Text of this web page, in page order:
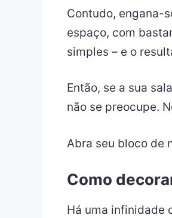
Contudo, engana-
espaço, com
simples – e o
Então, se a sua
não se preocupe.
Abra seu bloco de
Como
Há uma infinidade